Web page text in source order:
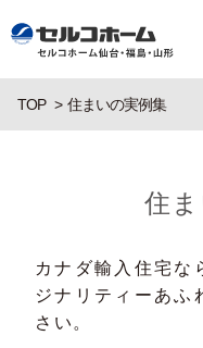
TOP 住まいの実例集
住
カナダ輸入住宅な
ジナリティーあふ
さい。